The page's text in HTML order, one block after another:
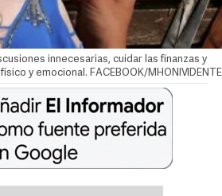
innecesarias, cuidar las finanzas y
y emocional. FACEBOOK/MHONIVIDENTE